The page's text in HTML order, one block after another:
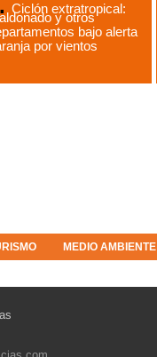
Ciclón extratropical:
y otros
bajo alerta
por vientos
MEDIO AMBIENTE